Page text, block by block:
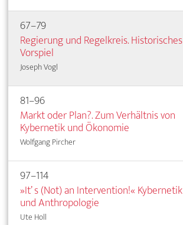
67–79
Regierung und Regelkreis. Historisches
Vorspiel
Joseph Vogl
81–96
Markt oder Plan?. Zum Verhältnis von
Kybernetik und Ökonomie
Wolfgang Pircher
97–114
»It’ s (Not) an Intervention!« Kybernetik
und Anthropologie
Ute Holl